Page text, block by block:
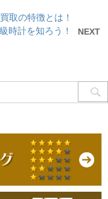
取の特徴とは！
NEXT
時計を知ろう！